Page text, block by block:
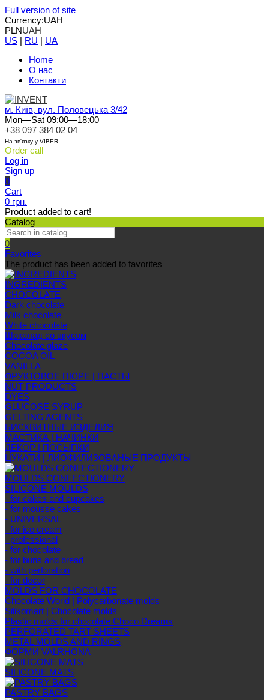
Full version of site
Currency:UAH
PLNUAH
US | RU | UA
Home
О нас
Контакти
м. Київ, вул. Половецька 3/42
Mon—Sat 09:00—18:00
+38 097 384 02 04
На зв'язку у VIBER
Order call
Log in
Sign up
0
Cart
0 грн.
Product added to cart!
Catalog
0
Favorites
The product has been added to favorites
INGREDIENTS
CHOCOLATE
Dark chocolate
Milk chocolate
White chocolate
Шоколад со вкусом
Chocolate glaze
COCOA OIL
VANILLA
ФРУКТОВОЕ ПЮРЕ | ПАСТЫ
NUT PRODUCTS
DYES
GLUCOSE SYRUP
GELTING AGENTS
БИСКВИТНЫЕ ИЗДЕЛИЯ
МАСТИКА | НАЧИНКИ
ДЕКОР | ПОСЫПКИ
ЦУКАТИ | ЛИОФИЛИЗОВАНЫЕ ПРОДУКТЫ
MOULDS CONFECTIONERY
SILICONE MOULDS
- for cakes and cupcakes
- for mousse cakes
- UNIVERSAL
- for ice cream
- professional
- for chocolate
- for buns and bread
- with perforation
- for decor
MOLDS FOR CHOCOLATE
Chocolate World | Polycarbonate molds
Silikomart | Chocolate molds
Plastic molds for chocolate Choco Dreams
PERFORATED TART SHEETS
METAL MOLDS AND RINGS
ФОРМИ VALRHONA
SILICONE MATS
PASTRY BAGS